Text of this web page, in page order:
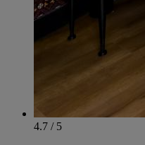
4.7 / 5